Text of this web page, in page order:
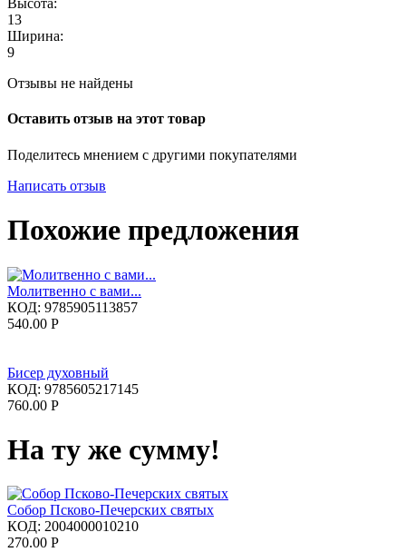
Высота:
13
Ширина:
9
Отзывы не найдены
Оставить отзыв на этот товар
Поделитесь мнением с другими покупателями
Написать отзыв
Похожие предложения
Молитвенно с вами...
КОД: 9785905113857
540.00 Р
Бисер духовный
КОД: 9785605217145
760.00 Р
На ту же сумму!
Собор Псково-Печерских святых
КОД: 2004000010210
270.00 Р